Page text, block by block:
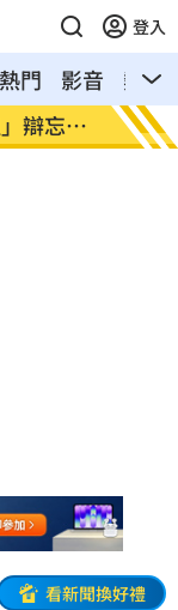
登入
熱門 影音
熱搜
掛樹上示警
看新聞換好禮